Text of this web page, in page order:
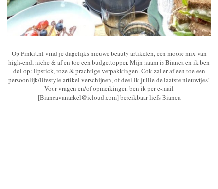
Op Pinkit.nl vind je dagelijks nieuwe beauty artikelen, een mooie mix van
high-end, niche & af en toe een budgettopper. Mijn naam is Bianca en ik ben
dol op: lipstick, roze & prachtige verpakkingen. Ook zal er af een toe een
persoonlijk/lifestyle artikel verschijnen, of deel ik jullie de laatste nieuwtjes!
Voor vragen en/of opmerkingen ben ik per e-mail
[Biancavanarkel@icloud.com] bereikbaar liefs Bianca